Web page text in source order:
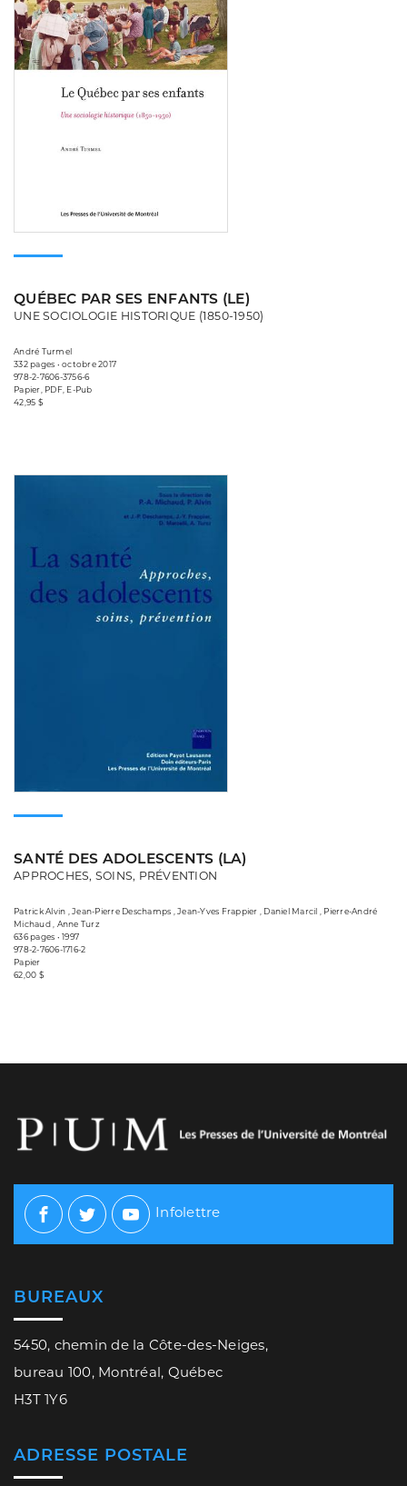
QUÉBEC PAR SES ENFANTS (LE)
UNE SOCIOLOGIE HISTORIQUE (1850-1950)
André Turmel
332 pages • octobre 2017
978-2-7606-3756-6
Papier, PDF, E-Pub
42,95 $
SANTÉ DES ADOLESCENTS (LA)
APPROCHES, SOINS, PRÉVENTION
Patrick Alvin , Jean-Pierre Deschamps , Jean-Yves Frappier , Daniel Marcil , Pierre-André
Michaud , Anne Turz
636 pages • 1997
978-2-7606-1716-2
Papier
62,00 $
Facebook
TwitterYoutube
Infolettre
BUREAUX
5450, chemin de la Côte-des-Neiges,
bureau 100, Montréal, Québec
H3T 1Y6
ADRESSE POSTALE